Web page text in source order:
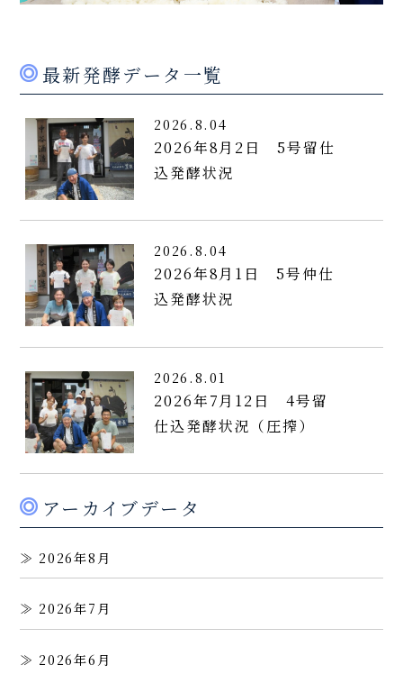
最新発酵データ一覧
2026.8.04
2026年8月2日 5号留仕
込発酵状況
2026.8.04
2026年8月1日 5号仲仕
込発酵状況
2026.8.01
2026年7月12日 4号留
仕込発酵状況（圧搾）
アーカイブデータ
2026年8月
2026年7月
2026年6月